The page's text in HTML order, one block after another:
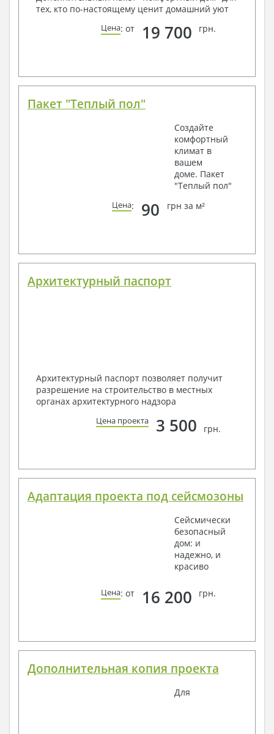
тех, кто по-настоящему ценит домашний уют
Цена: от 19 700 грн.
Пакет "Теплый пол"
Создайте
комфортный
климат в
вашем
доме. Пакет
"Теплый пол"
Цена: 90 грн за м²
Архитектурный паспорт
Архитектурный паспорт позволяет получит
разрешение на строительство в местных
органах архитектурного надзора
Цена проекта 3 500 грн.
Адаптация проекта под сейсмозоны
Сейсмически
безопасный
дом: и
надежно, и
красиво
Цена: от 16 200 грн.
Дополнительная копия проекта
Для